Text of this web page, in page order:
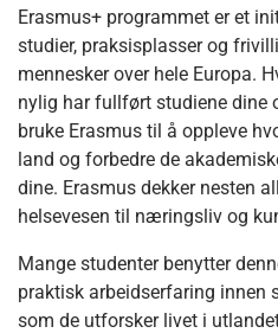
Erasmus+ programmet er et
studier, praksisplasser og
mennesker over hele Europa.
nylig har fullført studiene dine
bruke Erasmus til å oppleve
land og forbedre de
dine. Erasmus dekker nesten
helsevesen til næringsliv og
Mange studenter benytter
praktisk arbeidserfaring innen
som de utforsker livet i